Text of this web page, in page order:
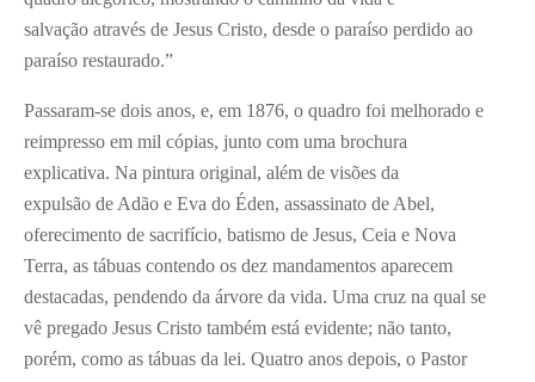
salvação através de Jesus Cristo, desde o paraíso perdido ao
paraíso restaurado.”
Passaram-se dois anos, e, em 1876, o quadro foi melhorado e
reimpresso em mil cópias, junto com uma brochura
explicativa. Na pintura original, além de visões da
expulsão de Adão e Eva do Éden, assassinato de Abel,
oferecimento de sacrifício, batismo de Jesus, Ceia e Nova
Terra, as tábuas contendo os dez mandamentos aparecem
destacadas, pendendo da árvore da vida. Uma cruz na qual se
vê pregado Jesus Cristo também está evidente; não tanto,
porém, como as tábuas da lei. Quatro anos depois, o Pastor